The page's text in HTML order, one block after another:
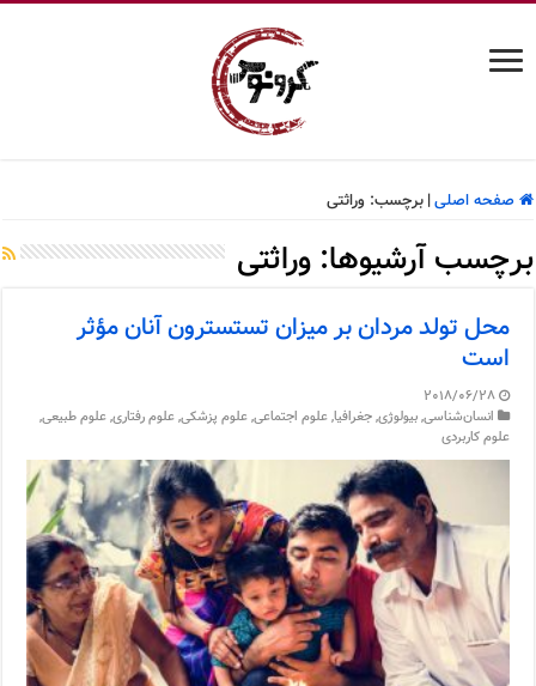
صفحه اصلی| برچسب: وراثتی
برچسب آرشیوها:وراثتی
محل تولد مردان بر میزان تستسترون آنان مؤثر
است
2018/06/28
انسان‌شناسی,بیولوژی,جغرافیا,علوم اجتماعی,علوم پزشکی,علوم رفتاری,علوم طبیعی,
علوم کاربردی